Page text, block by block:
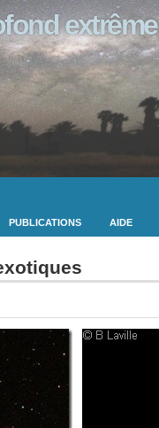
extrême
PUBLICATIONS AIDE